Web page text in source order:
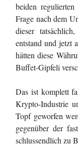
beiden
Frage nach dem
dieser
entstand und jetzt
hätten diese
Buffet-Gipfeli
Das ist komplett
Krypto-Industrie
Topf geworfen
gegenüber der
schlussendlich zu